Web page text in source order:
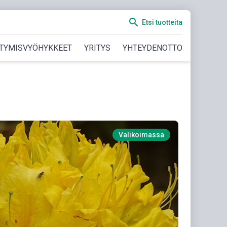
search Etsi tuotteita
YRITYS YHTEYDENOTTO
Valikoimassa